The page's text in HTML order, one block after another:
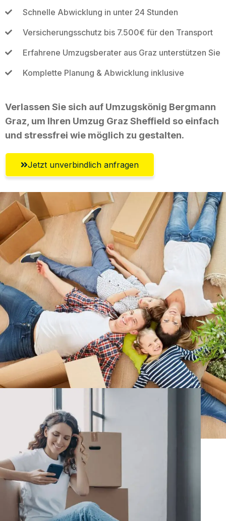
Schnelle Abwicklung in unter 24 Stunden
Versicherungsschutz bis 7.500€ für den Transport
Erfahrene Umzugsberater aus Graz unterstützen Sie
Komplette Planung & Abwicklung inklusive
Verlassen Sie sich auf Umzugskönig Bergmann
Graz, um Ihren Umzug Graz Sheffield so einfach
und stressfrei wie möglich zu gestalten.
Jetzt unverbindlich anfragen